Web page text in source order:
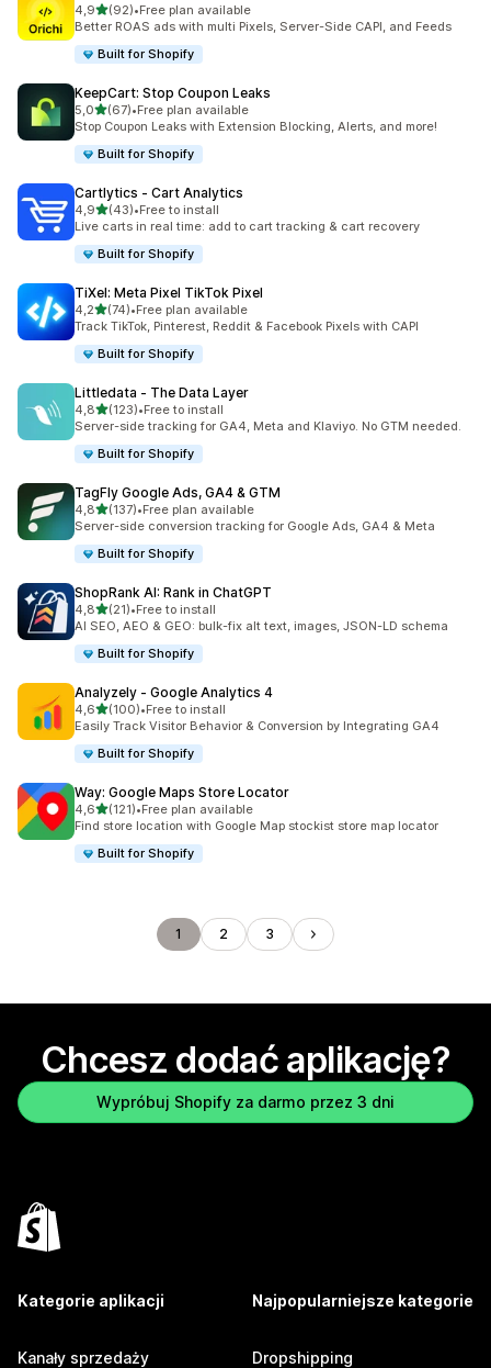
4,9na 5 gwiazdek
(92)
Łączna liczba recenzji: 92
•Free plan available
Better ROAS ads with multi Pixels, Server-Side CAPI, and Feeds
Built for Shopify
KeepCart: Stop Coupon Leaks
5,0na 5 gwiazdek
(67)
Łączna liczba recenzji: 67
•Free plan available
Stop Coupon Leaks with Extension Blocking, Alerts, and more!
Built for Shopify
Cartlytics ‑ Cart Analytics
4,9na 5 gwiazdek
(43)
Łączna liczba recenzji: 43
•Free to install
Live carts in real time: add to cart tracking & cart recovery
Built for Shopify
TiXel: Meta Pixel TikTok Pixel
4,2na 5 gwiazdek
(74)
Łączna liczba recenzji: 74
•Free plan available
Track TikTok, Pinterest, Reddit & Facebook Pixels with CAPI
Built for Shopify
Littledata ‑ The Data Layer
4,8na 5 gwiazdek
(123)
Łączna liczba recenzji: 123
•Free to install
Server-side tracking for GA4, Meta and Klaviyo. No GTM needed.
Built for Shopify
TagFly Google Ads, GA4 & GTM
4,8na 5 gwiazdek
(137)
Łączna liczba recenzji: 137
•Free plan available
Server-side conversion tracking for Google Ads, GA4 & Meta
Built for Shopify
ShopRank AI: Rank in ChatGPT
4,8na 5 gwiazdek
(21)
Łączna liczba recenzji: 21
•Free to install
AI SEO, AEO & GEO: bulk-fix alt text, images, JSON-LD schema
Built for Shopify
Analyzely ‑ Google Analytics 4
4,6na 5 gwiazdek
(100)
Łączna liczba recenzji: 100
•Free to install
Easily Track Visitor Behavior & Conversion by Integrating GA4
Built for Shopify
Way: Google Maps Store Locator
4,6na 5 gwiazdek
(121)
Łączna liczba recenzji: 121
•Free plan available
Find store location with Google Map stockist store map locator
Built for Shopify
1 2 3
Chcesz dodać aplikację?
Wypróbuj Shopify za darmo przez 3 dni
Kategorie aplikacji
Kanały sprzedaży
Najpopularniejsze kategorie
Dropshipping